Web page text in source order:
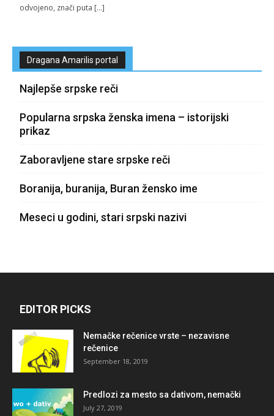
odvojeno, znači puta […]
Dragana Amarilis portal
Najlepše srpske reči
Popularna srpska ženska imena – istorijski
prikaz
Zaboravljene stare srpske reči
Boranija, buranija, Buran žensko ime
Meseci u godini, stari srpski nazivi
EDITOR PICKS
Nemačke rečenice vrste – nezavisne
rečenice
September 18, 2019
Predlozi za mesto sa dativom, nemački
July 27, 2019